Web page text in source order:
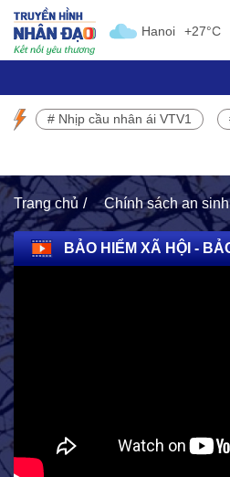
Hanoi +27°C
SỰ KIỆN NỔI BẬT
Hoạt động nhân đạo cả nước
# Nhịp cầu nhân ái VTV1
Trang chủ Chính sách an sinh
BẢO HIỂM XÃ HỘI -